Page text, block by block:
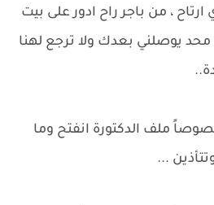
، من باجر راح ادور على بيت
يوصلني بعدك ولا ترجع لهنا
ملف الدكتورة انفتح وما
...